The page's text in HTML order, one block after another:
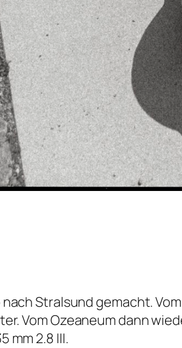
Stralsund gemacht.
Vom Ozeaneum dann
mm 2.8 III.